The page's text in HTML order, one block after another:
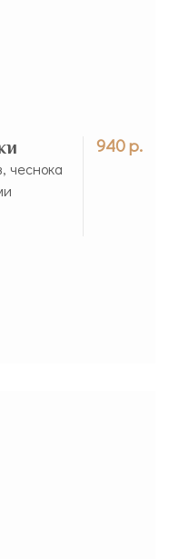
940 р.
чеснока